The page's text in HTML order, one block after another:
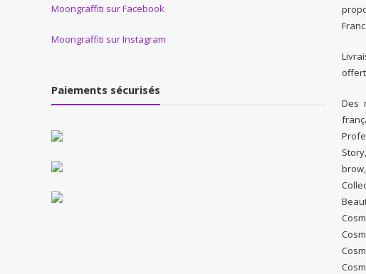
Moongraffiti sur Facebook
Moongraffiti sur Instagram
Paiements sécurisés
Des